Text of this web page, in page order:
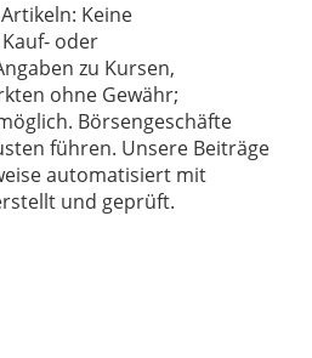
Keine
oder
zu Kursen,
ohne Gewähr;
Börsengeschäfte
führen. Unsere Beiträge
automatisiert mit
und geprüft.